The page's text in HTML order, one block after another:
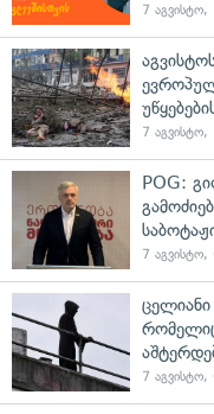
7
7
POG:
7
რომელიც
7